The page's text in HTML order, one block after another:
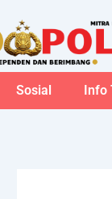
Sosial Info